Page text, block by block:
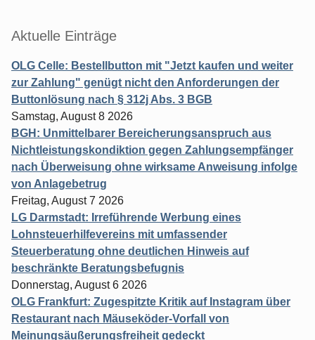
Aktuelle Einträge
OLG Celle: Bestellbutton mit "Jetzt kaufen und weiter
zur Zahlung" genügt nicht den Anforderungen der
Buttonlösung nach § 312j Abs. 3 BGB
Samstag, August 8 2026
BGH: Unmittelbarer Bereicherungsanspruch aus
Nichtleistungskondiktion gegen Zahlungsempfänger
nach Überweisung ohne wirksame Anweisung infolge
von Anlagebetrug
Freitag, August 7 2026
LG Darmstadt: Irreführende Werbung eines
Lohnsteuerhilfevereins mit umfassender
Steuerberatung ohne deutlichen Hinweis auf
beschränkte Beratungsbefugnis
Donnerstag, August 6 2026
OLG Frankfurt: Zugespitzte Kritik auf Instagram über
Restaurant nach Mäuseköder-Vorfall von
Meinungsäußerungsfreiheit gedeckt